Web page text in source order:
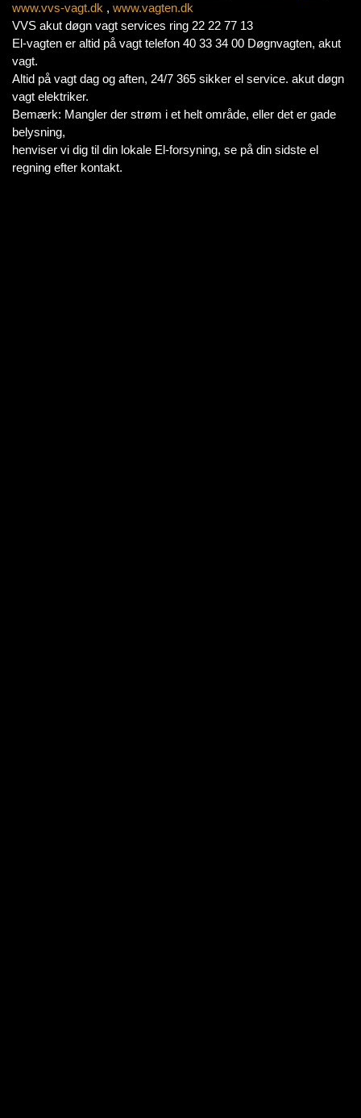
www.vvs-vagt.dk , www.vagten.dk
VVS akut døgn vagt services ring 22 22 77 13
El-vagten er altid på vagt telefon 40 33 34 00 Døgnvagten, akut
vagt.
Altid på vagt dag og aften, 24/7 365 sikker el service. akut døgn
vagt elektriker.
Bemærk: Mangler der strøm i et helt område, eller det er gade
belysning,
henviser vi dig til din lokale El-forsyning, se på din sidste el
regning efter kontakt.